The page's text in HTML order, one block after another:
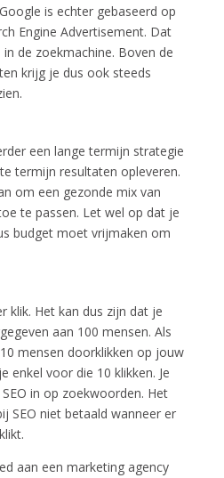
is echter gebaseerd op
Engine Advertisement. Dat
de zoekmachine. Boven de
krijg je dus ook steeds
een lange termijn strategie
termijn resultaten opleveren.
om een gezonde mix van
te passen. Let wel op dat je
budget moet vrijmaken om
klik. Het kan dus zijn dat je
aan 100 mensen. Als
mensen doorklikken op jouw
enkel voor die 10 klikken. Je
in op zoekwoorden. Het
SEO niet betaald wanneer er
aan een marketing agency